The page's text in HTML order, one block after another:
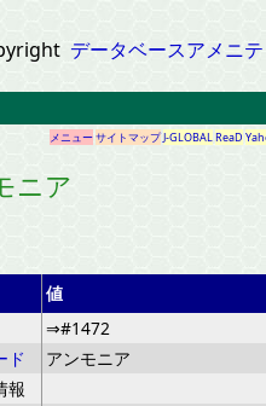
データベースアメニ
メニューサイトマップJ-GLOBALReaD
ニア
値
⇒#1472
ド
アンモニア
報